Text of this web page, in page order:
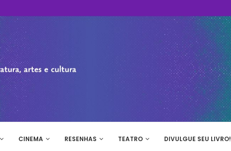
CINEMA RESENHAS TEATRO DIVULGUE SEU LIVRO!